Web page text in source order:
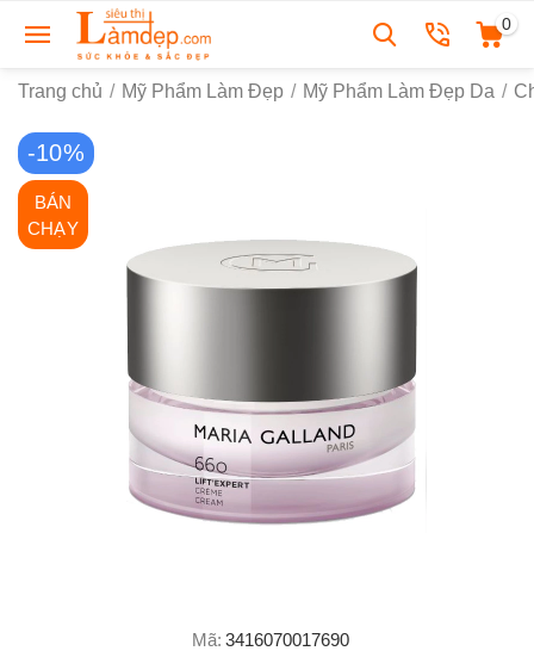
0
Trang chủ / Mỹ Phẩm Làm Đẹp / Mỹ Phẩm Làm Đẹp Da /
-10%
BÁN
CHẠY
Mã: 3416070017690